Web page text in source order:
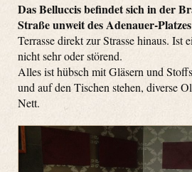
Das Belluccis befindet sich in der
Straße unweit des Adenauer-Platzes
Terrasse direkt zur Strasse hinaus. Ist
nicht sehr oder störend.
Alles ist hübsch mit Gläsern und
und auf den Tischen stehen, diverse
Nett.